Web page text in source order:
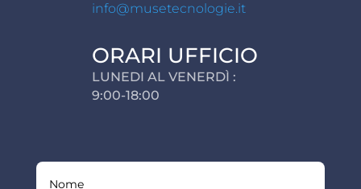
info@musetecnologie.it
ORARI UFFICIO
LUNEDI AL VENERDÌ :
9:00-18:00